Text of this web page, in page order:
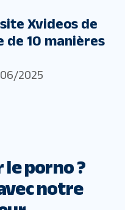
Xvideos de
10 manières
2025
porno ?
notre